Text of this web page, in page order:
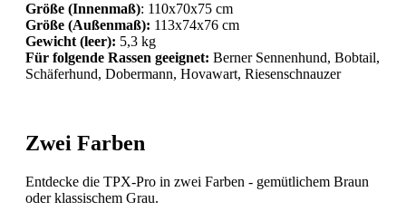
Größe (Innenmaß): 110x70x75 cm
Größe (Außenmaß): 113x74x76 cm
Gewicht (leer): 5,3 kg
Für folgende Rassen geeignet: Berner Sennenhund, Bobtail,
Schäferhund, Dobermann, Hovawart, Riesenschnauzer
Zwei Farben
Entdecke die TPX-Pro in zwei Farben - gemütlichem Braun
oder klassischem Grau.